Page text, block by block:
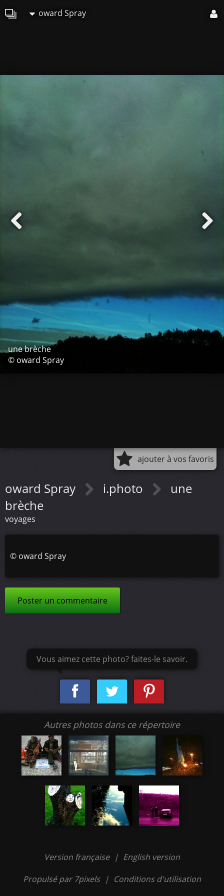
oward Spray
une brèche
© oward Spray
ajouter à vos favoris
oward Spray i.photo
une
brèche
voyages
© oward Spray
Poster un commentaire
Vous aimez cette photo? faites-le savoir.
Autres photos dans ce répertoire
Version française | English version
Propulsé par 7pixels | Conditions d'utilisation